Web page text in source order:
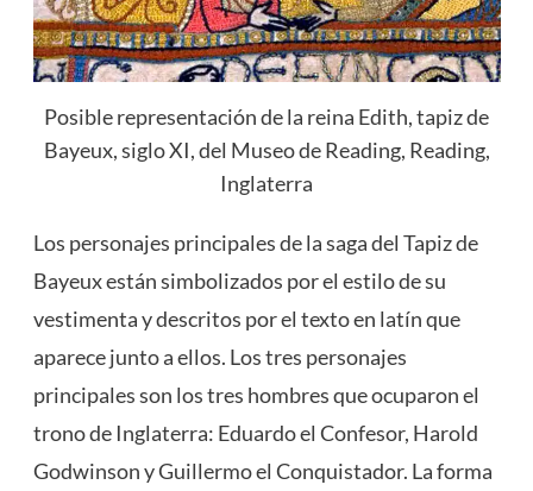
Posible representación de la reina Edith, tapiz de
Bayeux, siglo XI, del Museo de Reading, Reading,
Inglaterra
Los personajes principales de la saga del Tapiz de
Bayeux están simbolizados por el estilo de su
vestimenta y descritos por el texto en latín que
aparece junto a ellos. Los tres personajes
principales son los tres hombres que ocuparon el
trono de Inglaterra: Eduardo el Confesor, Harold
Godwinson y Guillermo el Conquistador. La forma